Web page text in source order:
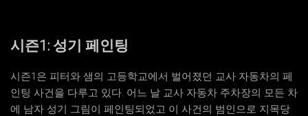
시즌1: 성기 페인팅
시즌1은 피터와 샘의 고등학교에서 벌어졌던 교사 자동차의 페
인팅 사건을 다루고 있다. 어느 날 교사 자동차 주차장의 모든 차
에 남자 성기 그림이 페인팅되었고 이 사건의 범인으로 지목당